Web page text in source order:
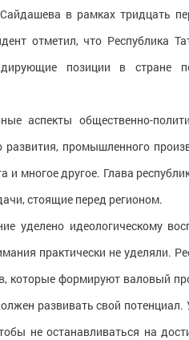
в рамках тридцать
отметил, что Республика
позиции в стране
аспекты общественно-
развития, промышленного
и многое другое. Глава
стоящие перед регионом.
уделено идеологическому
практически не уделяли.
которые формируют валовый
развивать свой
не останавливаться на